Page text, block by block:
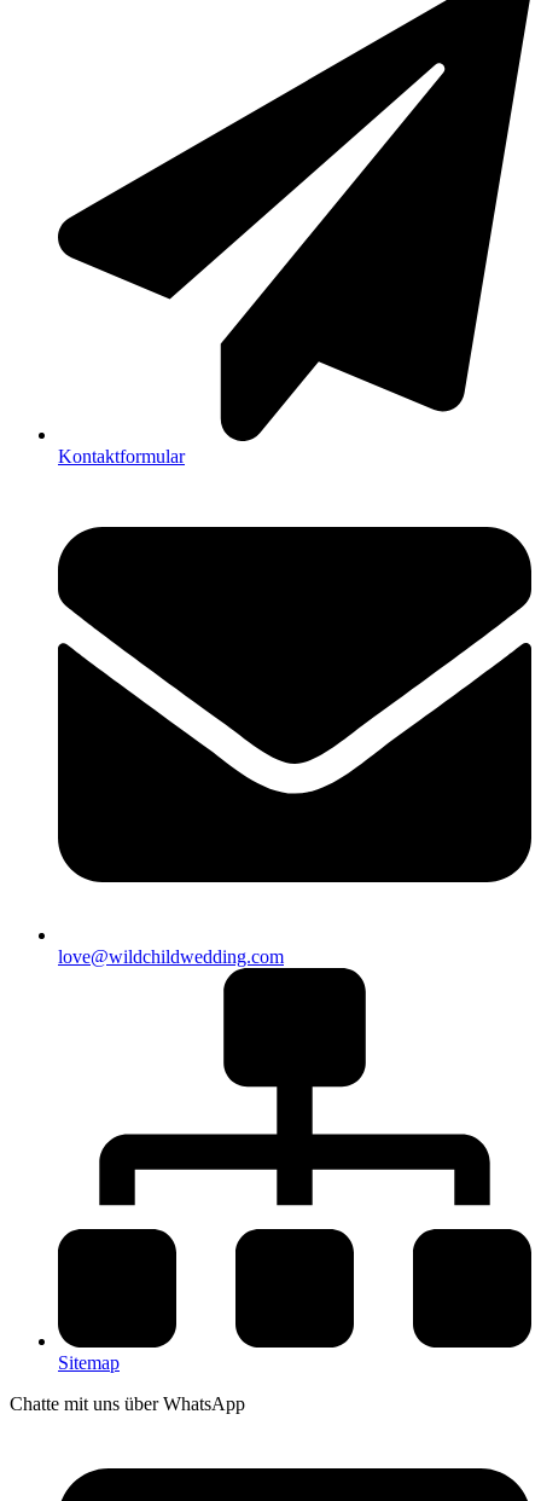
Kontaktformular
love@wildchildwedding.com
Sitemap
Chatte mit uns über WhatsApp